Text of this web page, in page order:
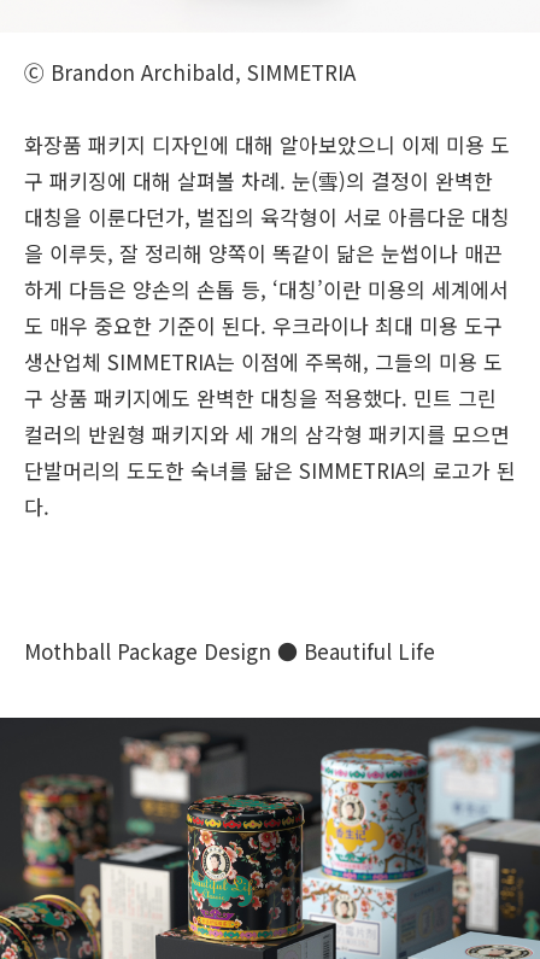
Ⓒ Brandon Archibald, SIMMETRIA
화장품 패키지 디자인에 대해 알아보았으니 이제 미용 도
구 패키징에 대해 살펴볼 차례. 눈(雪)의 결정이 완벽한
대칭을 이룬다던가, 벌집의 육각형이 서로 아름다운 대칭
을 이루듯, 잘 정리해 양쪽이 똑같이 닮은 눈썹이나 매끈
하게 다듬은 양손의 손톱 등, ‘대칭’이란 미용의 세계에서
도 매우 중요한 기준이 된다. 우크라이나 최대 미용 도구
생산업체 SIMMETRIA는 이점에 주목해, 그들의 미용 도
구 상품 패키지에도 완벽한 대칭을 적용했다. 민트 그린
컬러의 반원형 패키지와 세 개의 삼각형 패키지를 모으면
단발머리의 도도한 숙녀를 닮은 SIMMETRIA의 로고가 된
다.
Mothball Package Design ● Beautiful Life